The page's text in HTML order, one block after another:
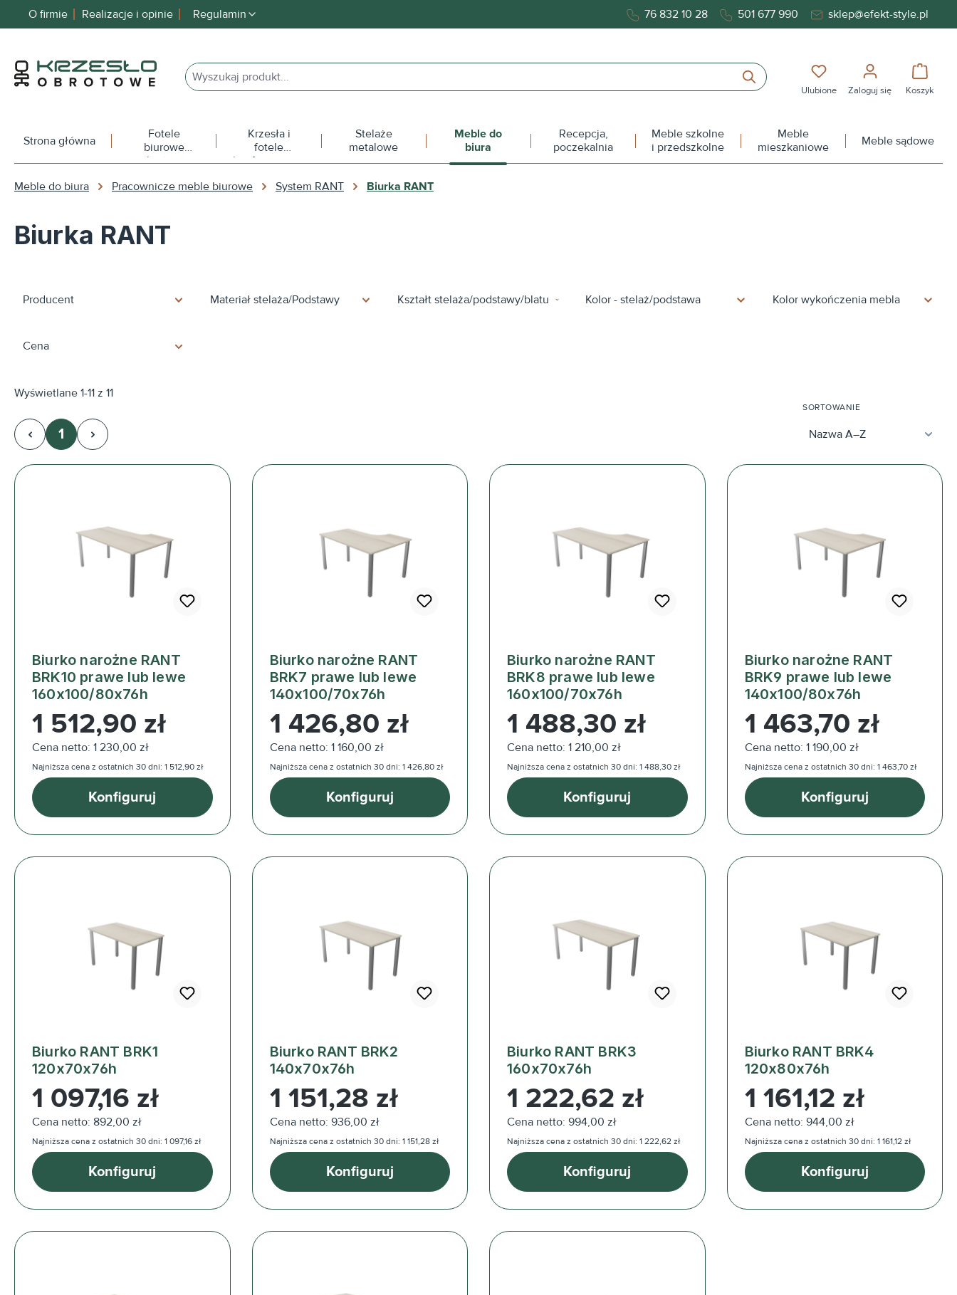
Przejdź do głównej nawigacji
O firmie Realizacje i opinie Regulamin 76 832 10 28 501 677 990 sklep@efekt-style.pl
Masz 0 przedmioty na
Ulubione Zaloguj się Koszyk
Strona główna
Fotele
biurowe
obrotowe
Krzesła i
fotele
konferencyjne
Stelaże
metalowe
Meble do
biura
Recepcja,
poczekalnia
Meble szkolne
i przedszkolne
Meble
mieszkaniowe
Meble sądowe
Meble do biura Pracownicze meble biurowe System RANT Biurka RANT
Biurka RANT
Producent Materiał stelaża/Podstawy Kształt stelaża/podstawy/blatu Kolor - stelaż/podstawa Kolor wykończenia mebla
Cena
Wyświetlane 1-11 z 11
Strona
1
SORTOWANIE
Biurko narożne RANT
BRK10 prawe lub lewe
160x100/80x76h
Cena regularna:
1 512,90 zł
Cena netto: 1 230,00 zł
Najniższa cena z ostatnich 30 dni: 1 512,90 zł
Konfiguruj
Biurko narożne RANT
BRK7 prawe lub lewe
140x100/70x76h
Cena regularna:
1 426,80 zł
Cena netto: 1 160,00 zł
Najniższa cena z ostatnich 30 dni: 1 426,80 zł
Konfiguruj
Biurko narożne RANT
BRK8 prawe lub lewe
160x100/70x76h
Cena regularna:
1 488,30 zł
Cena netto: 1 210,00 zł
Najniższa cena z ostatnich 30 dni: 1 488,30 zł
Konfiguruj
Biurko narożne RANT
BRK9 prawe lub lewe
140x100/80x76h
Cena regularna:
1 463,70 zł
Cena netto: 1 190,00 zł
Najniższa cena z ostatnich 30 dni: 1 463,70 zł
Konfiguruj
Biurko RANT BRK1
120x70x76h
Cena regularna:
1 097,16 zł
Cena netto: 892,00 zł
Najniższa cena z ostatnich 30 dni: 1 097,16 zł
Konfiguruj
Biurko RANT BRK2
140x70x76h
Cena regularna:
1 151,28 zł
Cena netto: 936,00 zł
Najniższa cena z ostatnich 30 dni: 1 151,28 zł
Konfiguruj
Biurko RANT BRK3
160x70x76h
Cena regularna:
1 222,62 zł
Cena netto: 994,00 zł
Najniższa cena z ostatnich 30 dni: 1 222,62 zł
Konfiguruj
Biurko RANT BRK4
120x80x76h
Cena regularna:
1 161,12 zł
Cena netto: 944,00 zł
Najniższa cena z ostatnich 30 dni: 1 161,12 zł
Konfiguruj